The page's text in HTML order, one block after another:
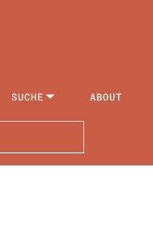
SUCHE
ABOUT